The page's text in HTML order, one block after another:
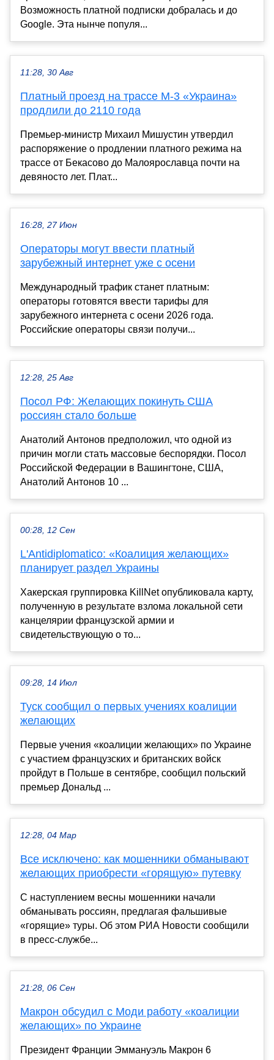
Возможность платной подписки добралась и до
Google. Эта нынче популя...
11:28, 30 Авг
Платный проезд на трассе М-3 «Украина»
продлили до 2110 года
Премьер-министр Михаил Мишустин утвердил
распоряжение о продлении платного режима на
трассе от Бекасово до Малоярославца почти на
девяносто лет. Плат...
16:28, 27 Июн
Операторы могут ввести платный
зарубежный интернет уже с осени
Международный трафик станет платным:
операторы готовятся ввести тарифы для
зарубежного интернета с осени 2026 года.
Российские операторы связи получи...
12:28, 25 Авг
Посол РФ: Желающих покинуть США
россиян стало больше
Анатолий Антонов предположил, что одной из
причин могли стать массовые беспорядки. Посол
Российской Федерации в Вашингтоне, США,
Анатолий Антонов 10 ...
00:28, 12 Сен
L'Antidiplomatico: «Коалиция желающих»
планирует раздел Украины
Хакерская группировка KillNet опубликовала карту,
полученную в результате взлома локальной сети
канцелярии французской армии и
свидетельствующую о то...
09:28, 14 Июл
Туск сообщил о первых учениях коалиции
желающих
Первые учения «коалиции желающих» по Украине
с участием французских и британских войск
пройдут в Польше в сентябре, сообщил польский
премьер Дональд ...
12:28, 04 Мар
Все исключено: как мошенники обманывают
желающих приобрести «горящую» путевку
С наступлением весны мошенники начали
обманывать россиян, предлагая фальшивые
«горящие» туры. Об этом РИА Новости сообщили
в пресс-службе...
21:28, 06 Сен
Макрон обсудил с Моди работу «коалиции
желающих» по Украине
Президент Франции Эммануэль Макрон 6